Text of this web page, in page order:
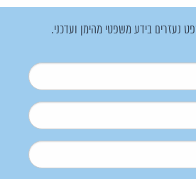
נעזרים בידע משפטי מהימן ועדכני.